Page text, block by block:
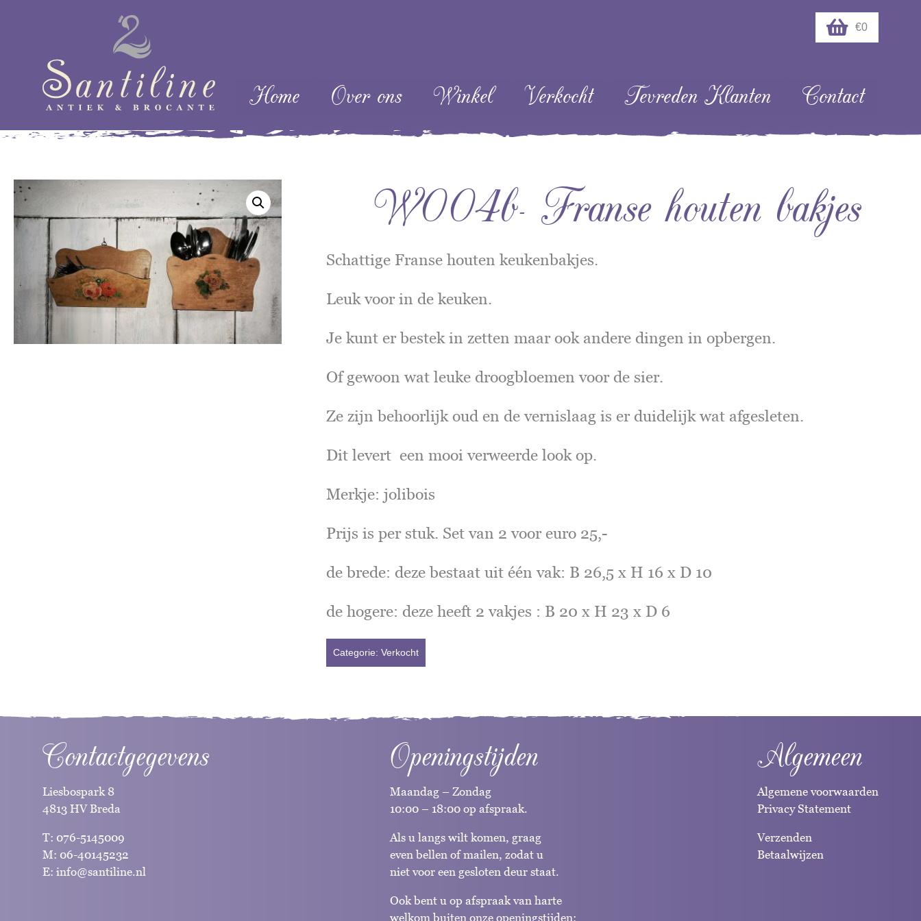
€0
Menu
Skip naar content
Home Over ons Winkel Verkocht Tevreden Klanten Contact
W004b- Franse houten bakjes
Schattige Franse houten keukenbakjes.
Leuk voor in de keuken.
Je kunt er bestek in zetten maar ook andere dingen in opbergen.
Of gewoon wat leuke droogbloemen voor de sier.
Ze zijn behoorlijk oud en de vernislaag is er duidelijk wat afgesleten.
Dit levert een mooi verweerde look op.
Merkje: jolibois
Prijs is per stuk. Set van 2 voor euro 25,-
de brede: deze bestaat uit één vak: B 26,5 x H 16 x D 10
de hogere: deze heeft 2 vakjes : B 20 x H 23 x D 6
Categorie:Verkocht
Contactgegevens
Liesbospark 8
4813 HV Breda
T: 076-5145009
M: 06-40145232
E: info@santiline.nl
Openingstijden
Maandag – Zondag
10:00 – 18:00 op afspraak.
Als u langs wilt komen, graag
even bellen of mailen, zodat u
niet voor een gesloten deur staat.
Ook bent u op afspraak van harte
welkom buiten onze openingstijden;
Algemeen
Algemene voorwaarden
Privacy Statement
Verzenden
Betaalwijzen